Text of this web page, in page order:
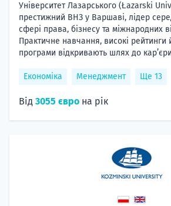
Університет Лазарського (Łazarski
престижний ВНЗ у Варшаві, лідер
сфері права, бізнесу та міжнародних
Практичне навчання, високі рейтинги
програми відкривають шлях до
Економіка Менеджмент Ще 13
Від 3055 євро на рік